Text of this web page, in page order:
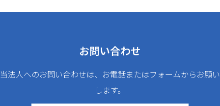
お問い合わせ
当法人へのお問い合わせは、お電話またはフォームからお願い
します。